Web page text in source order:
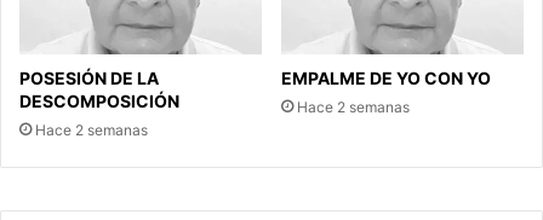
POSESIÓN DE LA
DESCOMPOSICIÓN
Hace 2 semanas
EMPALME DE YO CON YO
Hace 2 semanas